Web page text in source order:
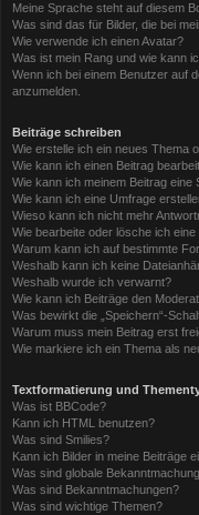
Meine Sprache steht auf diesem
Was sind das für Bilder, die bei
Wie verwende ich einen Avatar?
Was ist mein Rang und wie kann
Wenn ich bei einem Benutzer auf
anzumelden.
Beiträge schreiben
Wie erstelle ich ein neues Thema
Wie kann ich einen Beitrag
Wie kann ich meinem Beitrag eine
Wie kann ich eine Umfrage
Wieso kann ich nicht mehr
Wie bearbeite oder lösche ich
Warum kann ich auf bestimmte
Weshalb kann ich keine
Weshalb wurde ich verwarnt?
Wie kann ich Beiträge den
Was bewirkt die „Speichern“-
Warum muss mein Beitrag erst
Wie markiere ich ein Thema als
Textformatierung und
Was ist BBCode?
Kann ich HTML benutzen?
Was sind Smilies?
Kann ich Bilder in meine Beiträge
Was sind globale
Was sind Bekanntmachungen?
Was sind wichtige Themen?